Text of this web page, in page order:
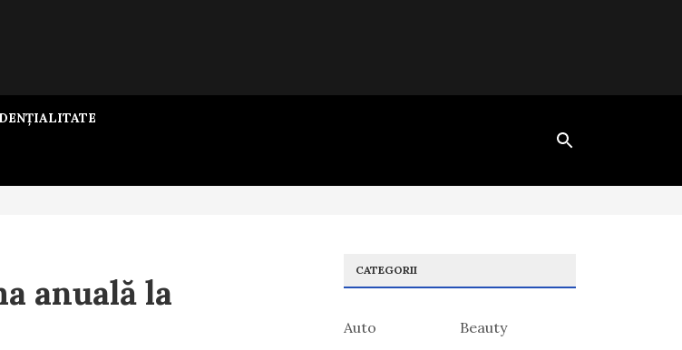
anuală la
CATEGORII
Auto
Beauty